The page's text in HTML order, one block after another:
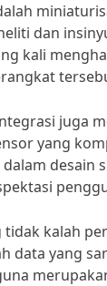
dan
kali
juga
yang
desain
tidak kalah
data yang